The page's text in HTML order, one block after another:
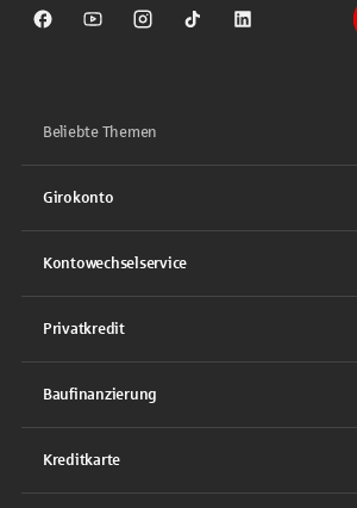
Sparkasse auf Facebook
Sparkasse auf Youtube
Sparkasse auf Instagram
Sparkasse auf TikTok
Sparkasse auf
Beliebte Themen
Girokonto
Kontowechselservice
Privatkredit
Baufinanzierung
Kreditkarte